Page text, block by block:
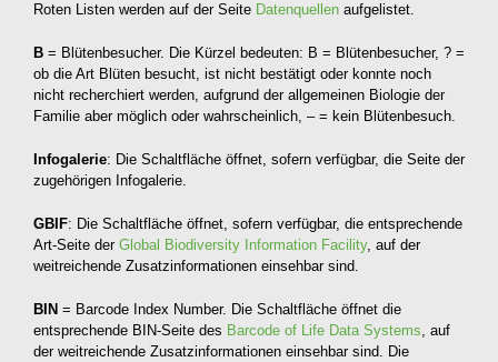
Roten Listen werden auf der Seite Datenquellenaufgelistet.
B= Blütenbesucher. Die Kürzel bedeuten: B = Blütenbesucher, ? =
ob die Art Blüten besucht, ist nicht bestätigt oder konnte noch
nicht recherchiert werden, aufgrund der allgemeinen Biologie der
Familie aber möglich oder wahrscheinlich, – = kein Blütenbesuch.
Infogalerie: Die Schaltfläche öffnet, sofern verfügbar, die Seite der
zugehörigen Infogalerie.
GBIF: Die Schaltfläche öffnet, sofern verfügbar, die entsprechende
Art-Seite der Global Biodiversity Information Facility, auf der
weitreichende Zusatzinformationen einsehbar sind.
BIN = Barcode Index Number. Die Schaltfläche öffnet die
entsprechende BIN-Seite des Barcode of Life Data Systems, auf
der weitreichende Zusatzinformationen einsehbar sind. Die